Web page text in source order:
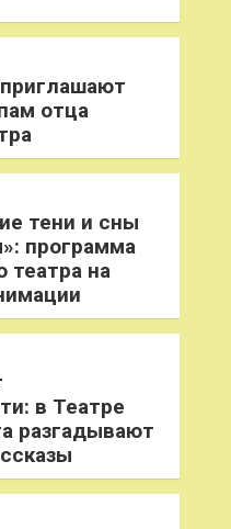
отца
тени и сны
программа
театра на
в Театре
разгадывают